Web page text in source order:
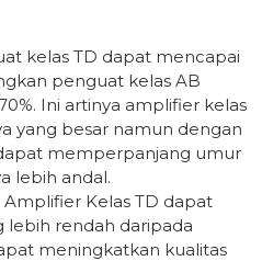
kelas TD dapat mencapai
penguat kelas AB
Ini artinya amplifier kelas
yang besar namun dengan
memperpanjang umur
lebih andal.
Kelas TD dapat
lebih rendah daripada
meningkatkan kualitas